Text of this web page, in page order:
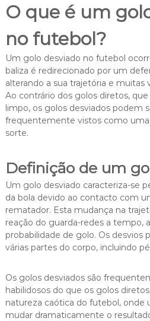
O que é um
no futebol?
Um golo desviado no futebol
baliza é redirecionado por um
alterando a sua trajetória e muitas
Ao contrário dos golos diretos,
limpo, os golos desviados podem
frequentemente vistos como uma
sorte.
Definição de um
Um golo desviado caracteriza-se
da bola devido ao contacto com
rematador. Esta mudança na
reação do guarda-redes a tempo,
probabilidade de golo. Os desvios
várias partes do corpo, incluindo
Os golos desviados são
habilidosos do que os golos
natureza caótica do futebol, onde
mudar dramaticamente o